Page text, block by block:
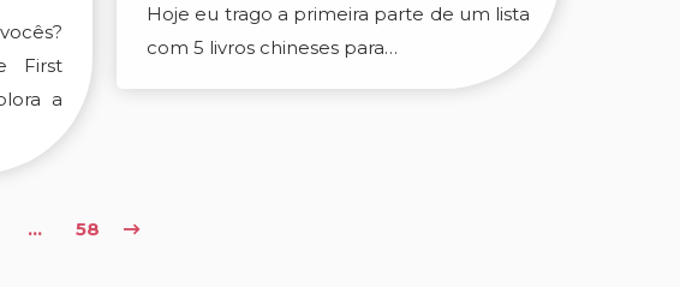
First
a
Hoje eu trago a primeira parte de um lista
com 5 livros chineses para…
… 58